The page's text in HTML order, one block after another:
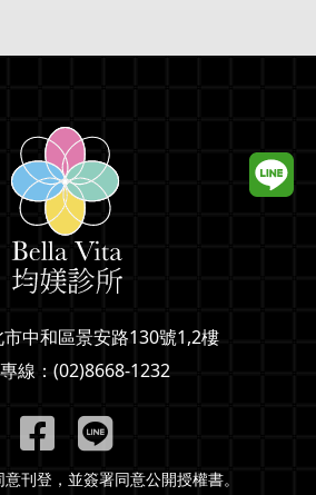
市中和區景安路130號1,2樓
線： (02)8668-1232
刊登，並簽署同意公開授權書。